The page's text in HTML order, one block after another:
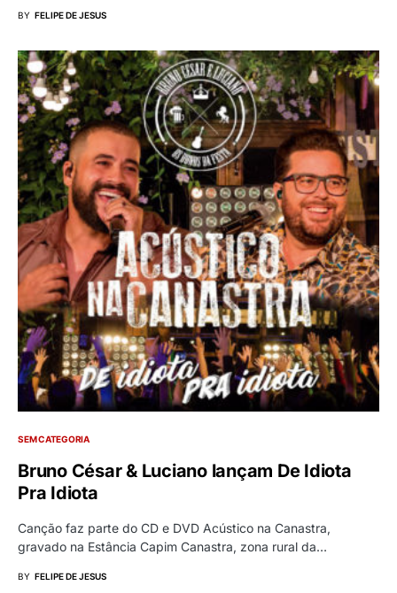
BY FELIPE DE JESUS
SEM CATEGORIA
Bruno César & Luciano lançam De Idiota
Pra Idiota
Canção faz parte do CD e DVD Acústico na Canastra,
gravado na Estância Capim Canastra, zona rural da…
BY FELIPE DE JESUS